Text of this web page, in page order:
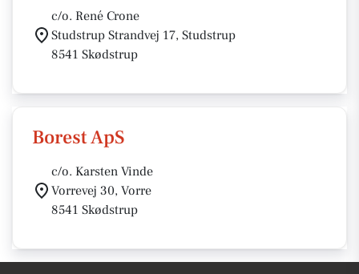
c/o. René Crone
Studstrup Strandvej 17, Studstrup
8541 Skødstrup
Borest ApS
c/o. Karsten Vinde
Vorrevej 30, Vorre
8541 Skødstrup